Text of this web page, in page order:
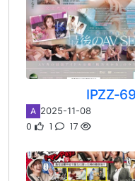
IPZZ-
A 2025-11-08
0 1 17